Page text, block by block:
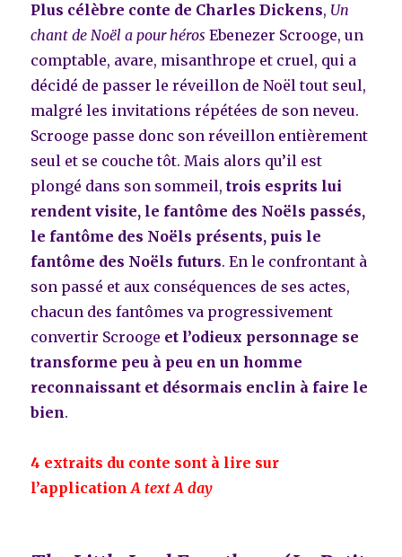
Plus célèbre conte de Charles Dickens, Un
chant de Noël a pour hérosEbenezer Scrooge, un
comptable, avare, misanthrope et cruel, qui a
décidé de passer le réveillon de Noël tout seul,
malgré les invitations répétées de son neveu.
Scrooge passe donc son réveillon entièrement
seul et se couche tôt. Mais alors qu’il est
plongé dans son sommeil,trois esprits lui
rendent visite, le fantôme des Noëls passés,
le fantôme des Noëls présents, puis le
fantôme des Noëls futurs. En le confrontant à
son passé et aux conséquences de ses actes,
chacun des fantômes va progressivement
convertir Scrooge et l’odieux personnage se
transforme peu à peu en un homme
reconnaissant et désormais enclin à faire le
bien.
4 extraits du conte sont à lire sur
l’applicationA text A day